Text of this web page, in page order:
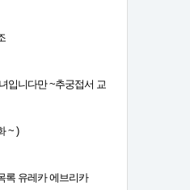
입니다만 ~추궁접서 교
~ )
록 유레카 에브리카